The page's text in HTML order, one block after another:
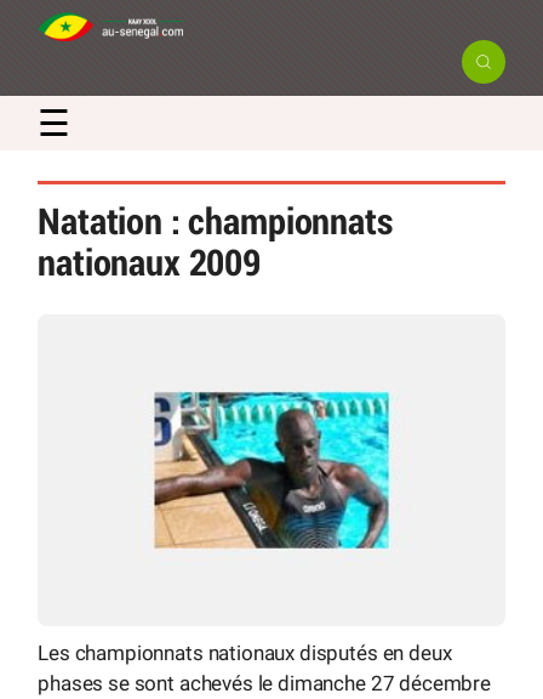
☰
Natation : championnats
nationaux 2009
Les championnats nationaux disputés en deux
phases se sont achevés le dimanche 27 décembre